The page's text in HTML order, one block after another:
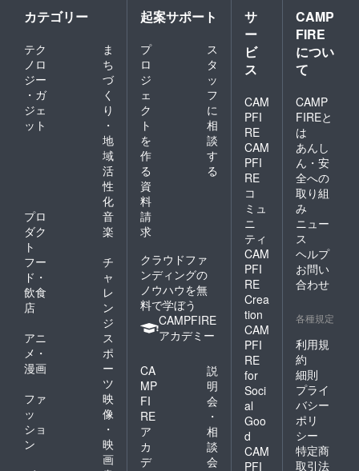
S/66/49/
44/19
M/70/52
/47/20
50/22
XL/78/5
8/53/24
【Tシャ
材】
綿
100％
③は郵
送でお
送りい
たしま
す。
ステル
55％、
綿45％
④オリ
ジナルT
胸（お
もて）
には、
過去の
ユニ
フォー
ムも使
用して
いる
「一生
夕張」
のロゴ
気合の
入った
ロゴを
そのま
継ぎた
い！熱
い気持
ちを込
めまし
た！ 背
中（う
しろ）
には笑
顔の集
合写真
と、新
作の新
カテゴリー
テク
ノロ
ジー
・ガ
ジェ
ット
ま
ち
づ
く
り
・
地
域
活
性
化
プロ
ダク
ト
音
楽
フー
ド・
飲食
店
チ
ャ
レ
ン
ジ
アニ
メ・
漫画
ス
ポ
ー
ツ
ファ
ッ
ショ
ン
映
像
・
映
画
起案サポート
プ
ロ
ジ
ェ
ク
ト
を
作
る
ス
タ
ッ
フ
に
相
談
す
る
資
料
請
求
クラウドファ
ンディングの
ノウハウを無
料で学ぼう
CAMPFIRE
アカデミー
CA
MP
FI
RE
ア
カ
デ
説
明
会
・
相
談
会
サ
ー
ビ
ス
CAM
PFI
RE
CAM
PFI
RE
コ
ミュ
ニ
ティ
CAM
PFI
RE
Crea
tion
CAM
PFI
RE
for
Soci
al
Goo
d
CAM
PFI
CAMP
FIRE
につい
て
CAMP
FIREと
は
あんし
ん・安
全への
取り組
み
ニュー
ス
ヘルプ
お問い
合わせ
各種規定
利用規
約
細則
プライ
バシー
ポリ
シー
特定商
取引法